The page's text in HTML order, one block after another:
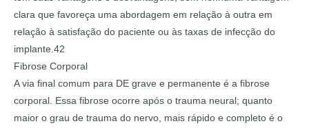
clara que favoreça uma abordagem em relação à outra em
relação à satisfação do paciente ou às taxas de infecção do
implante.42
Fibrose Corporal
A via final comum para DE grave e permanente é a fibrose
corporal. Essa fibrose ocorre após o trauma neural; quanto
maior o grau de trauma do nervo, mais rápido e completo é o